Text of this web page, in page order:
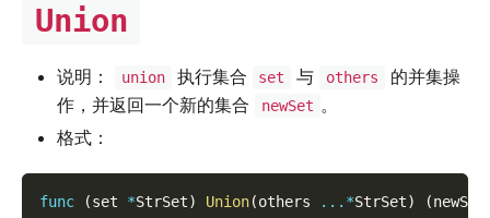
Union
说明： union 执行集合 set 与 others
的并集操
作，并返回一个新的集合
newSet 。
格式：
func (set *StrSet) Union(others ... *StrSet) (